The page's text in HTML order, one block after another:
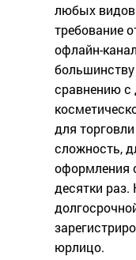
любых видов
требование
офлайн-
сравнению с
для
сложность,
оформления
десятки
юрлицо.